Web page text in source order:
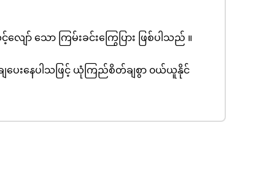
ာ် သော ကြမ်းခင်းကြွေပြား ဖြစ်ပါသည် ။
ချပေးနေပါသဖြင့် ယုံကြည်စိတ်ချစွာ ၀ယ်ယူနိုင်